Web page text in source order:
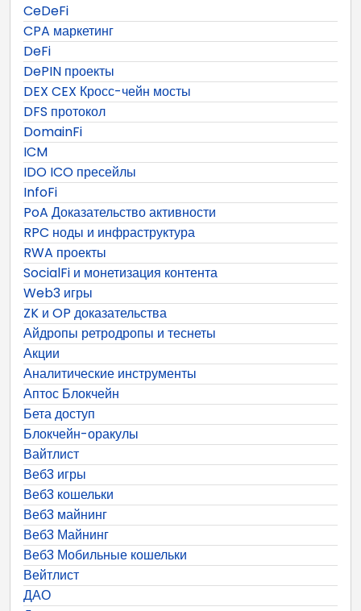
CeDeFi
CPA маркетинг
DeFi
DePIN проекты
DEX CEX Кросс-чейн мосты
DFS протокол
DomainFi
ICM
IDO ICO пресейлы
InfoFi
PoA Доказательство активности
RPC ноды и инфраструктура
RWA проекты
SocialFi и монетизация контента
Web3 игры
ZK и OP доказательства
Айдропы ретродропы и теснеты
Акции
Аналитические инструменты
Аптос Блокчейн
Бета доступ
Блокчейн-оракулы
Вайтлист
Веб3 игры
Веб3 кошельки
Веб3 майнинг
Веб3 Майнинг
Веб3 Мобильные кошельки
Вейтлист
ДАО